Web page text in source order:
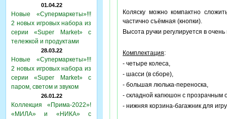
01.04.22
Новые «Супермаркеты»!!!
2 новых игровых набора из
серии «Super Market» с
тележкой и продуктами
28.03.22
Новые «Супермаркеты»!!!
2 новых игровых набора из
серии «Super Market» с
паром, светом и звуком
26.01.22
Коллекция «Прима-2022»!
«МИЛА» и «НИКА» с
Коляску можно компактно
частично съёмная (кнопки).
Высота ручки регулируется в
Комплектация:
- четыре колеса,
- шасси (в сборе),
- большая люлька-переноска,
- складной капюшон с прозрачным
- нижняя корзина-багажник для